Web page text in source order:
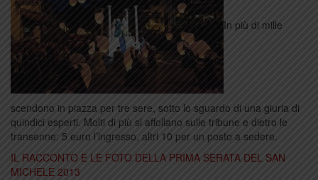
In più di mille
scendono in piazza per tre sere, sotto lo sguardo di una giuria di
quindici esperti. Molti di più si affollano sulle tribune e dietro le
transenne: 5 euro l’ingresso, altri 10 per un posto a sedere.
IL RACCONTO E LE FOTO DELLA PRIMA SERATA DEL SAN
MICHELE 2013